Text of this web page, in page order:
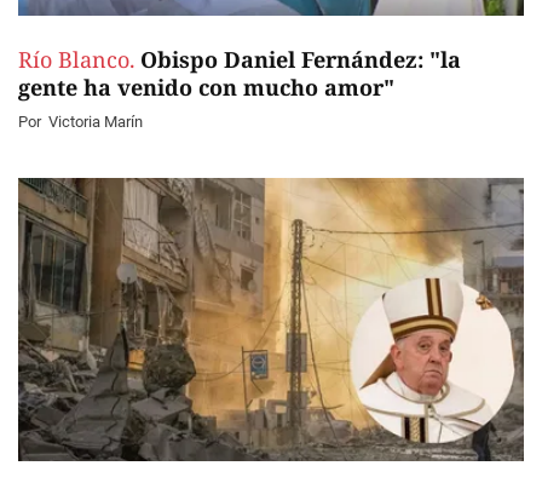
Río Blanco. Obispo Daniel Fernández: "la
gente ha venido con mucho amor"
Por Victoria Marín